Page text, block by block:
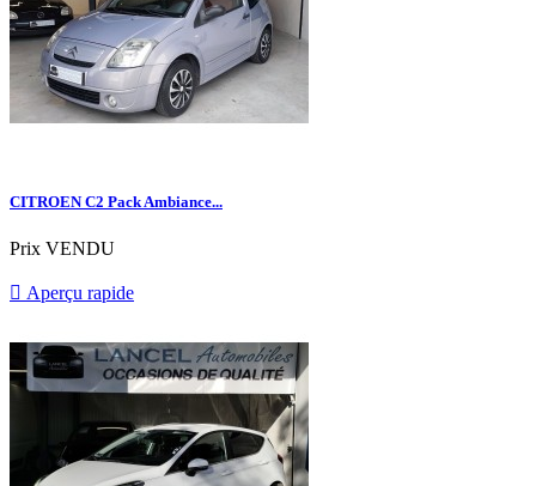
CITROEN C2 Pack Ambiance...
Prix VENDU
 Aperçu rapide